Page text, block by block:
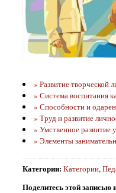
» Развитие творческой
» Система воспитания
» Способности и
» Труд и развитие
» Умственное развитие
» Элементы
Категории:Категории,
Поделитесь этой записью